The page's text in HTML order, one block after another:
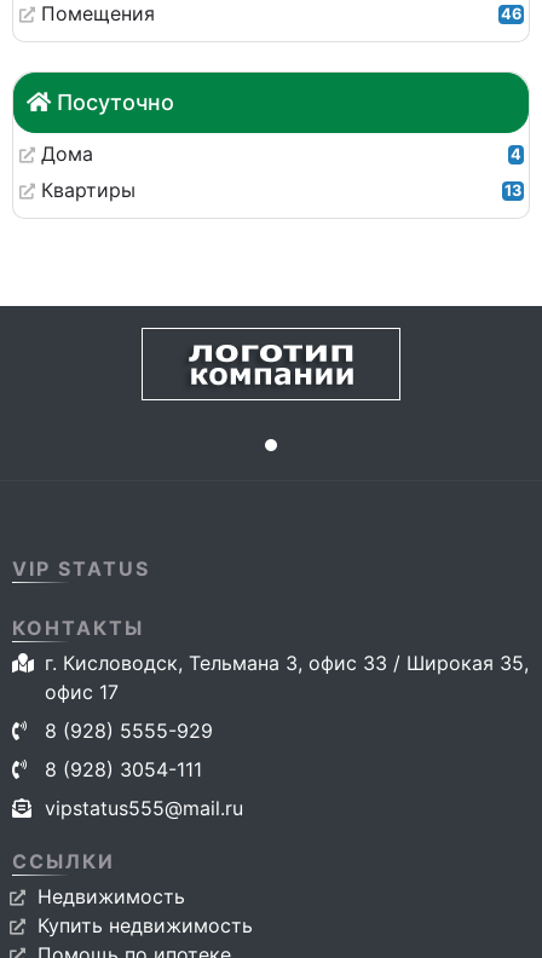
Помещения 46
Посуточно
Дома 4
Квартиры 13
VIP STATUS
КОНТАКТЫ
г. Кисловодск, Тельмана 3, офис 33 / Широкая 35,
офис 17
8 (928) 5555-929
8 (928) 3054-111
vipstatus555@mail.ru
ССЫЛКИ
Недвижимость
Купить недвижимость